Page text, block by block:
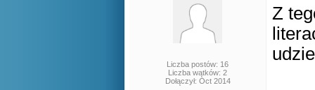
Liczba postów: 16
Liczba wątków: 2
Dołączył: Oct 2014
Z